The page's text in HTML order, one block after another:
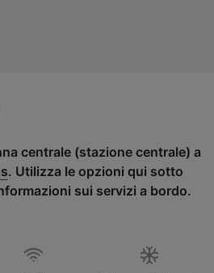
centrale (stazione centrale) a
. Utilizza le opzioni qui sotto
sui servizi a bordo.